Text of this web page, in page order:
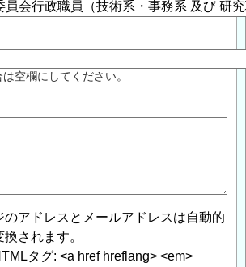
空欄にしてください。
のアドレスとメールアドレスは自動的
されます。
タグ: <a href hreflang> <em>